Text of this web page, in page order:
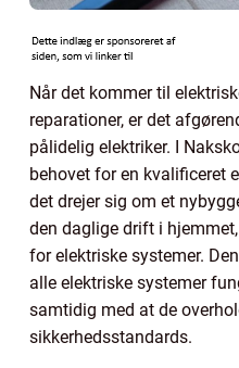
Når det kommer til
reparationer, er det
pålidelig elektriker. I
behovet for en kvalificeret
det drejer sig om et
den daglige drift i
for elektriske systemer.
alle elektriske systemer
samtidig med at de
sikkerhedsstandards.